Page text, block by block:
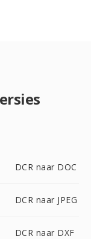
DCR naar DOC
DCR naar JPEG
DCR naar DXF